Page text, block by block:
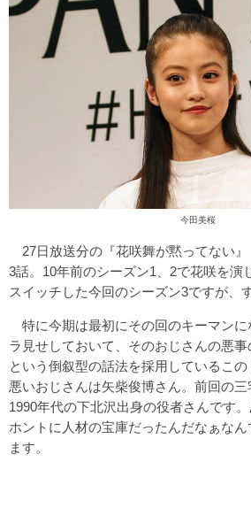
今田美桜
27日放送分の『花咲舞が黙ってない
3話。10年前のシーズン1、2で花咲を演
スイッチした今回のシーズン3ですが、
特に今期は最初にその回のキーマンに
ラ見せしておいて、そのおじさんの悪事
という倒叙型の話法を採用しているこ
悪いおじさんは矢柴俊博さん。前回の三
1990年代の下北沢出身の役者さんです。
ホントに人材の宝庫だったんだなぁな
ます。